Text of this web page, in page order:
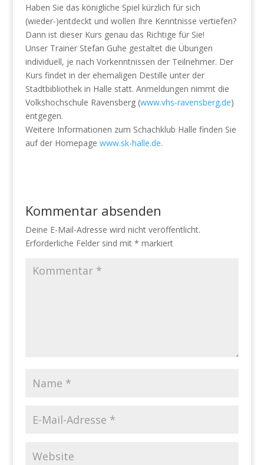
Haben Sie das königliche Spiel kürzlich für sich
(wieder-)entdeckt und wollen Ihre Kenntnisse vertiefen?
Dann ist dieser Kurs genau das Richtige für Sie!
Unser Trainer Stefan Guhe gestaltet die Übungen
individuell, je nach Vorkenntnissen der Teilnehmer. Der
Kurs findet in der ehemaligen Destille unter der
Stadtbibliothek in Halle statt. Anmeldungen nimmt die
Volkshochschule Ravensberg (www.vhs-ravensberg.de)
entgegen.
Weitere Informationen zum Schachklub Halle finden Sie
auf der Homepage www.sk-halle.de.
Kommentar absenden
Deine E-Mail-Adresse wird nicht veröffentlicht.
Erforderliche Felder sind mit * markiert